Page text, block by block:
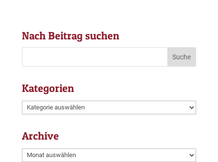
Nach Beitrag suchen
Kategorien
Kategorien
Archive
Archive